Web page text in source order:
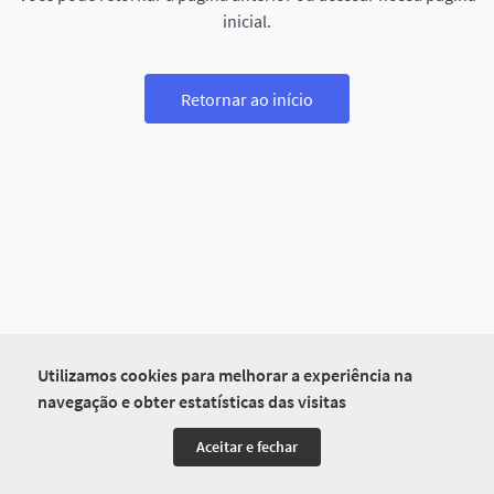
Utilizamos cookies para melhorar a experiência na
navegação e obter estatísticas das visitas
Aceitar e fechar
inicial.
Retornar ao início